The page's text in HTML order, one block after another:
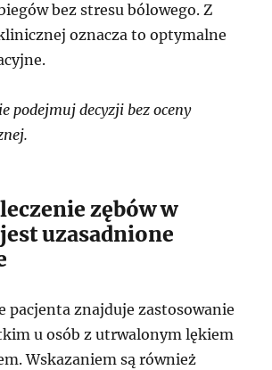
bez stresu bólowego. Z
oznacza to optymalne
podejmuj decyzji bez oceny
zębów w
uzasadnione
pacjenta znajduje zastosowanie
u osób z utrwalonym lękiem
Wskazaniem są również